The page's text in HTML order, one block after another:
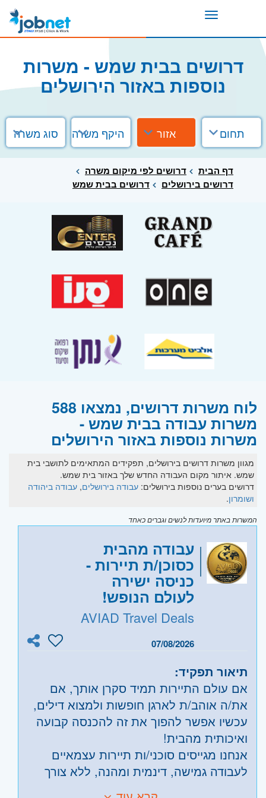
Toggle
דרושים בבית שמש - משרות
נוספות באזור הירושלים
תחום אזור היקף משרה סוג משרה
דף הבית
דרושים לפי מיקום משרה
דרושים בירושלים
דרושים בבית שמש
לוח משרות דרושים, נמצאו 588
משרות עבודה בבית שמש -
משרות נוספות באזור הירושלים
מגוון משרות דרושים בירושלים, תפקידים המתאימים לתושבי בית
שמש. איתור מקום העבודה החדש שלך באזור בית שמש.
דרושים בערים נוספות בירושלים: עבודה בירושלים, עבודה ביהודה
ושומרון.
המשרות באתר מיועדות לנשים וגברים כאחד
עבודה מהבית
כסוכן/ת תיירות -
כניסה ישירה
לעולם הנופש!
AVIAD Travel Deals
07/08/2026
תיאור תפקיד:
אם עולם התיירות תמיד סקרן אותך, אם
את/ה אוהב/ת לארגן חופשות ולמצוא דילים,
עכשיו אפשר להפוך את זה להכנסה קבועה
ואיכותית מהבית!
אנחנו מגייסים סוכני/ות תיירות עצמאיים
לעבודה גמישה, דינמית ומהנה, ללא צורך